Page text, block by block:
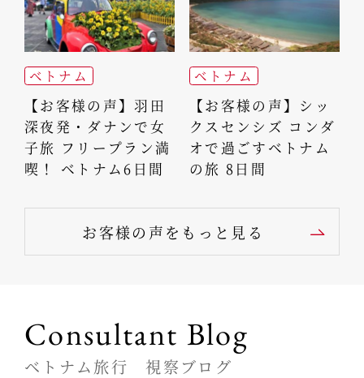
ベトナム
【お客様の声】羽田
深夜発・ダナンで女
子旅 フリープラン満
喫！ ベトナム6日間
ベトナム
【お客様の声】シッ
クスセンシズ コンダ
オで過ごすベトナム
の旅 8日間
お客様の声をもっと見る
Consultant Blog
ベトナム旅行 視察ブログ